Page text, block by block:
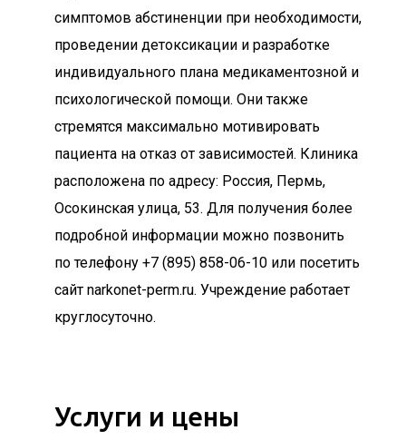
симптомов абстиненции при необходимости,
проведении детоксикации и разработке
индивидуального плана медикаментозной и
психологической помощи. Они также
стремятся максимально мотивировать
пациента на отказ от зависимостей. Клиника
расположена по адресу: Россия, Пермь,
Осокинская улица, 53. Для получения более
подробной информации можно позвонить
по телефону +7 (895) 858-06-10 или посетить
сайт narkonet-perm.ru. Учреждение работает
круглосуточно.
Услуги и цены